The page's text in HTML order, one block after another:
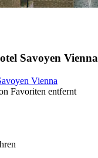
Savoyen Vienna
Vienna
Favoriten entfernt